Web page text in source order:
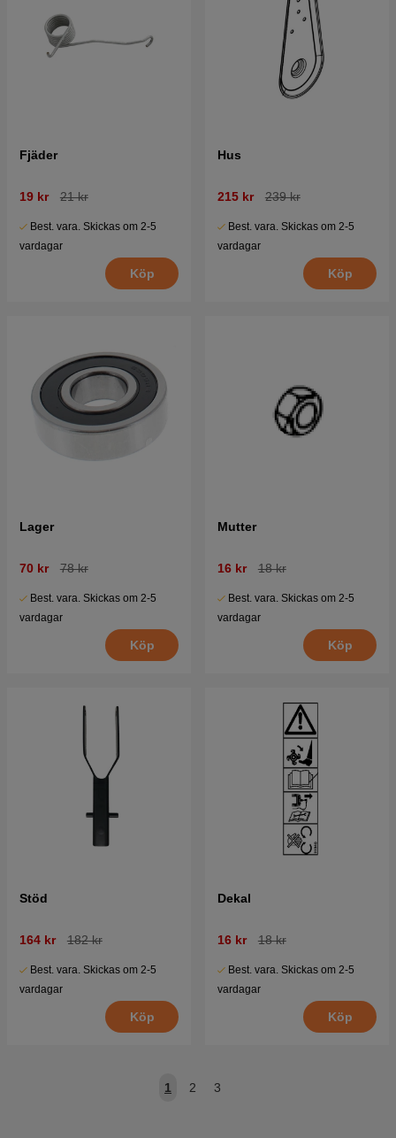
Fjäder
19 kr 21 kr
Best. vara. Skickas om 2-5
vardagar
Köp
Hus
215 kr 239 kr
Best. vara. Skickas om 2-5
vardagar
Köp
Lager
70 kr 78 kr
Best. vara. Skickas om 2-5
vardagar
Köp
Mutter
16 kr 18 kr
Best. vara. Skickas om 2-5
vardagar
Köp
Stöd
164 kr 182 kr
Best. vara. Skickas om 2-5
vardagar
Köp
Dekal
16 kr 18 kr
Best. vara. Skickas om 2-5
vardagar
Köp
1 2 3